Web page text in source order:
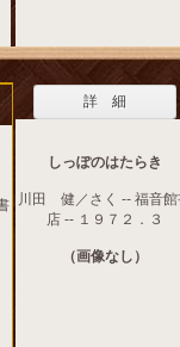
詳 細
しっぽのはたらき
川田 健／さく -- 福音館
店 -- １９７２．３
（画像なし）